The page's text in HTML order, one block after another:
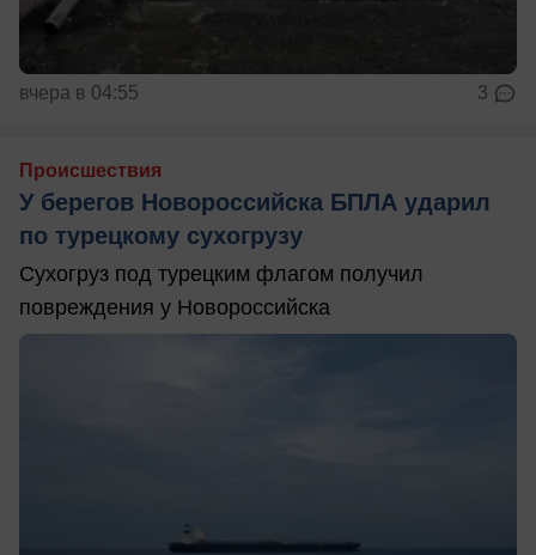
вчера в 04:55 3
Происшествия
У берегов Новороссийска БПЛА ударил
по турецкому сухогрузу
Сухогруз под турецким флагом получил
повреждения у Новороссийска